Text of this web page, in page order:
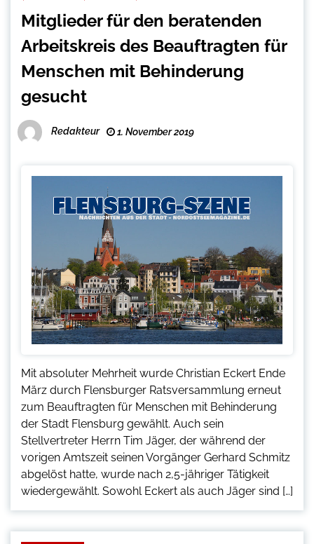
Mitglieder für den beratenden
Arbeitskreis des Beauftragten für
Menschen mit Behinderung
gesucht
Redakteur 1. November 2019
Mit absoluter Mehrheit wurde Christian Eckert Ende
März durch Flensburger Ratsversammlung erneut
zum Beauftragten für Menschen mit Behinderung
der Stadt Flensburg gewählt. Auch sein
Stellvertreter Herrn Tim Jäger, der während der
vorigen Amtszeit seinen Vorgänger Gerhard Schmitz
abgelöst hatte, wurde nach 2,5-jähriger Tätigkeit
wiedergewählt. Sowohl Eckert als auch Jäger sind […]